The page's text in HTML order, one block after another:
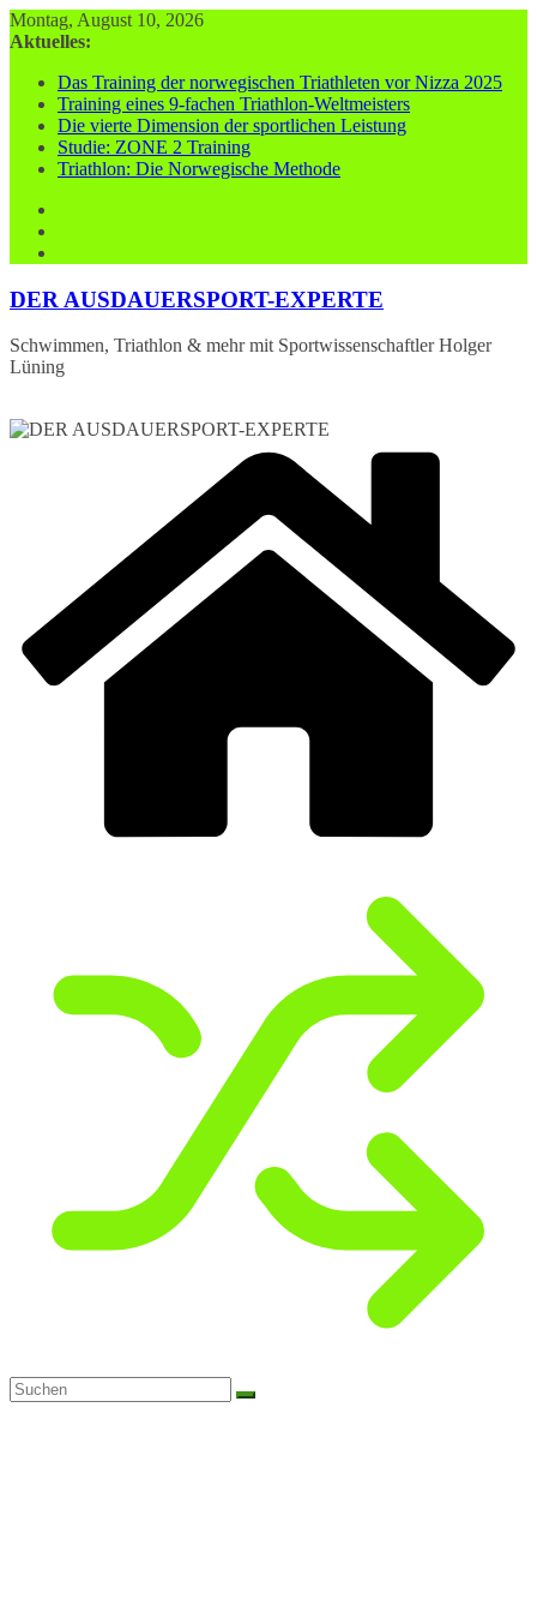
Zum
Inhalt
Montag, August 10, 2026
Aktuelles:
Das Training der norwegischen Triathleten vor Nizza 2025
Training eines 9-fachen Triathlon-Weltmeisters
Die vierte Dimension der sportlichen Leistung
Studie: ZONE 2 Training
Triathlon: Die Norwegische Methode
DER AUSDAUERSPORT-EXPERTE
Schwimmen, Triathlon & mehr mit Sportwissenschaftler Holger
Lüning